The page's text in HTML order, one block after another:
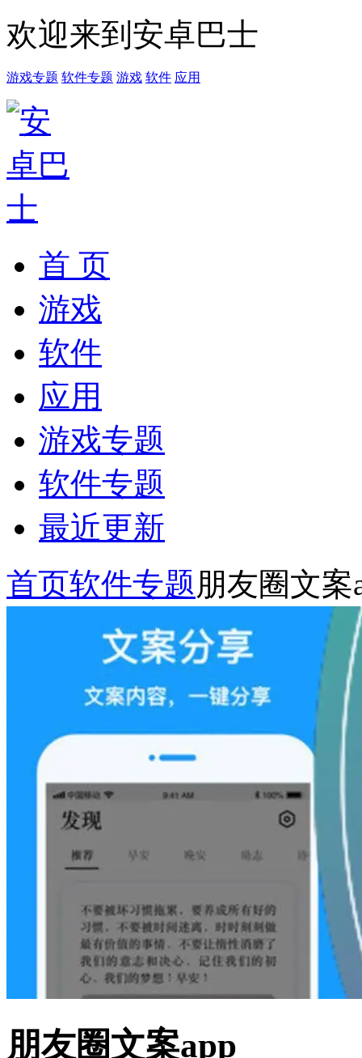
欢迎来到安卓巴士
游戏专题 软件专题 游戏 软件 应用
首 页
游戏
软件
应用
游戏专题
软件专题
最近更新
首页软件专题朋友圈文案
朋友圈文案app